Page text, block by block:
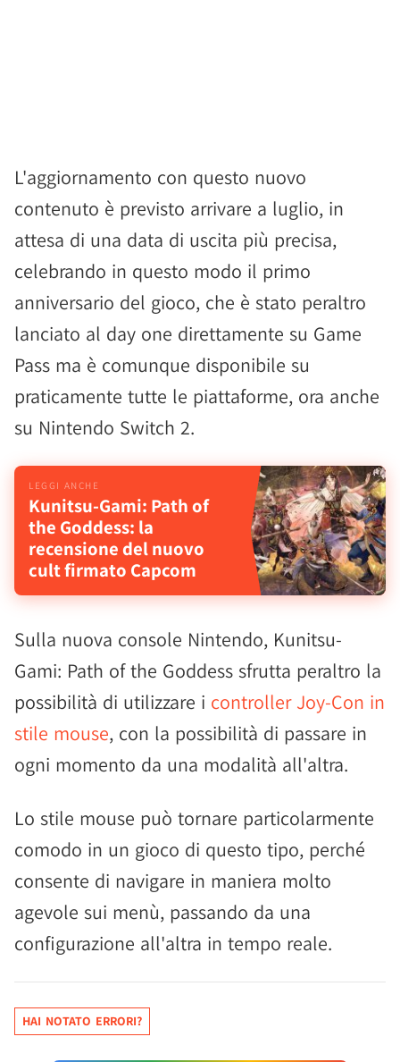
L'aggiornamento con questo nuovo
contenuto è previsto arrivare a luglio, in
attesa di una data di uscita più precisa,
celebrando in questo modo il primo
anniversario del gioco, che è stato peraltro
lanciato al day one direttamente su Game
Pass ma è comunque disponibile su
praticamente tutte le piattaforme, ora anche
su Nintendo Switch 2.
Kunitsu-Gami: Path of
the Goddess: la
recensione del nuovo
cult firmato Capcom
Sulla nuova console Nintendo, Kunitsu-
Gami: Path of the Goddess sfrutta peraltro la
possibilità di utilizzare i controller Joy-Con in
stile mouse, con la possibilità di passare in
ogni momento da una modalità all'altra.
Lo stile mouse può tornare particolarmente
comodo in un gioco di questo tipo, perché
consente di navigare in maniera molto
agevole sui menù, passando da una
configurazione all'altra in tempo reale.
HAI NOTATO ERRORI?